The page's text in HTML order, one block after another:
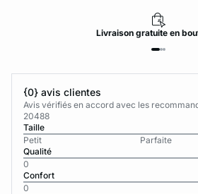
Livraisongratuiteen
{0} avis clientes
Avis vérifiés en accord avec les
20488
Taille
Petit
Parfaite
Qualité
0
Confort
0